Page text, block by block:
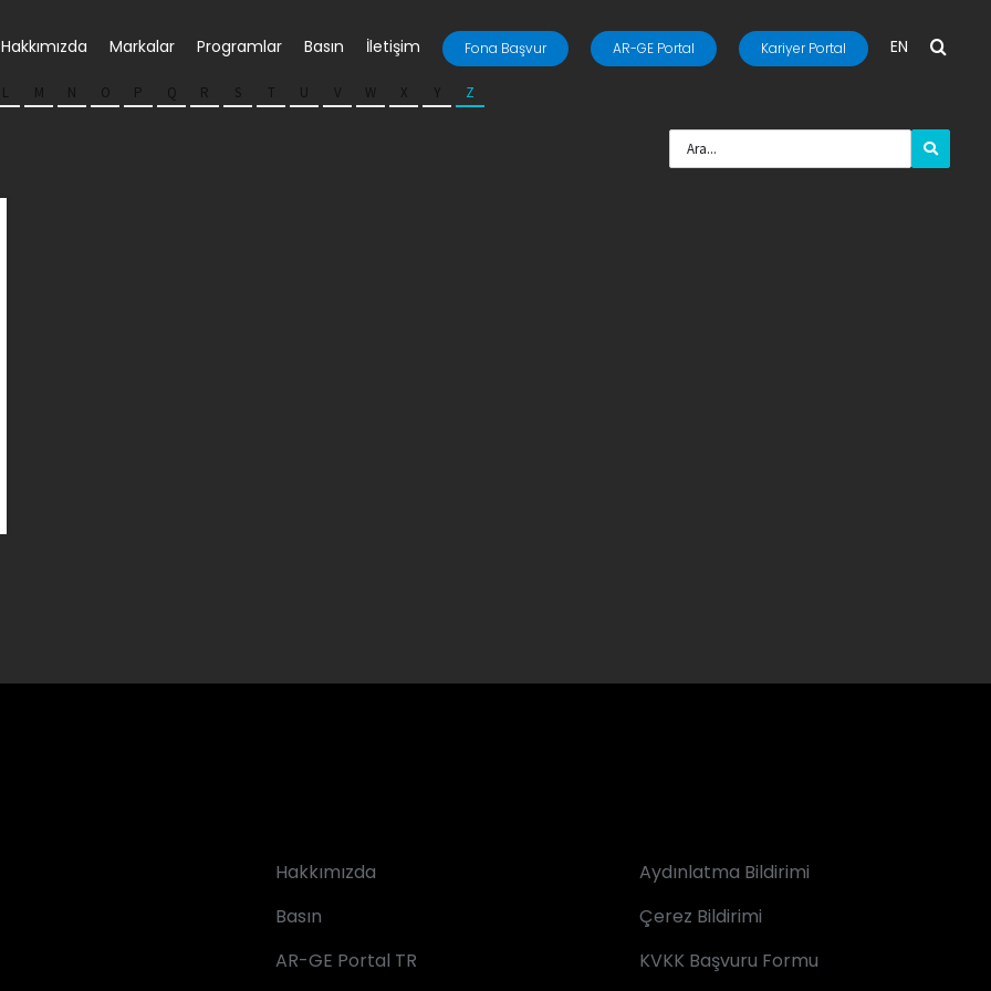
Hakkımızda Markalar Programlar Basın İletişim Fona Başvur AR-GE Portal Kariyer Portal EN
L M N O P Q R S T U V W X Y Z
Hakkımızda
Basın
AR-GE Portal TR
Aydınlatma Bildirimi
Çerez Bildirimi
KVKK Başvuru Formu